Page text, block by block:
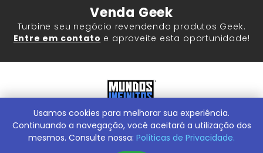
Venda Geek
Turbine seu negócio revendendo produtos Geek.
Entre em contato e aproveite esta oportunidade!
Mundos Infinitos - Publicações e Geek Store |ContentStuff
Publicações e Assinaturas Ltda. CNPJ - 05.859.917/0001-60.
Conheça nossa Loja Física:Rua Machado Bitencourt, 291 -
Usamos cookies para melhorar sua experiência.
Continuando a navegação, você aceitará a utilização dos
mesmos. Consulte nossa: Políticas de Privacidade.